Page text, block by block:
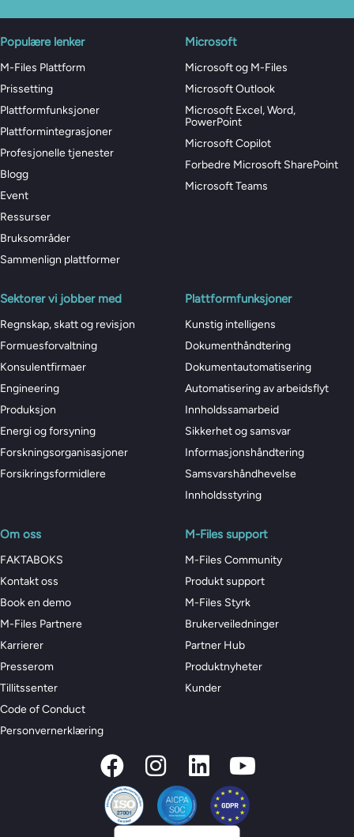
Populære lenker
M-Files Plattform
Prissetting
Plattformfunksjoner
Plattformintegrasjoner
Profesjonelle tjenester
Blogg
Event
Ressurser
Bruksområder
Sammenlign plattformer
Microsoft
Microsoft og M-Files
Microsoft Outlook
Microsoft Excel, Word,
PowerPoint
Microsoft Copilot
Forbedre Microsoft SharePoint
Microsoft Teams
Sektorer vi jobber med
Regnskap, skatt og revisjon
Formuesforvaltning
Konsulentfirmaer
Engineering
Produksjon
Energi og forsyning
Forskningsorganisasjoner
Forsikringsformidlere
Plattformfunksjoner
Kunstig intelligens
Dokumenthåndtering
Dokumentautomatisering
Automatisering av arbeidsflyt
Innholdssamarbeid
Sikkerhet og samsvar
Informasjonshåndtering
Samsvarshåndhevelse
Innholdsstyring
Om oss
FAKTABOKS
Kontakt oss
Book en demo
M-Files Partnere
Karrierer
Presserom
Tillitssenter
Code of Conduct
Personvernerklæring
M-Files support
M-Files Community
Produkt support
M-Files Styrk
Brukerveiledninger
Partner Hub
Produktnyheter
Kunder